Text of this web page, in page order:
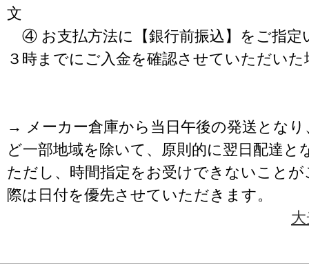
文
④ お支払方法に【銀行前振込】をご指定
３時までにご入金を確認させていただいた
→ メーカー倉庫から当日午後の発送となり
ど一部地域を除いて、原則的に翌日配達と
ただし、時間指定をお受けできないこと
際は日付を優先させていただきます。